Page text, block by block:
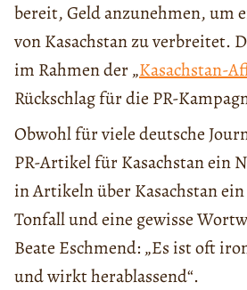
bereit, Geld anzunehmen, um
von Kasachstan zu verbreitet.
im Rahmen der „Kasachstan-
Rückschlag für die PR-
Obwohl für viele deutsche
PR-Artikel für Kasachstan ein
in Artikeln über Kasachstan
Tonfall und eine gewisse
Beate Eschmend: „Es ist oft
und wirkt herablassend“.